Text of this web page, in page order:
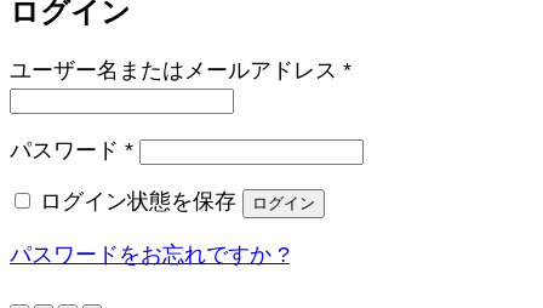
象:
ログイン
ユーザー名またはメールアドレス *必
パスワード *必
ログイン状態を保存
ログイン
パスワードをお忘れですか ?